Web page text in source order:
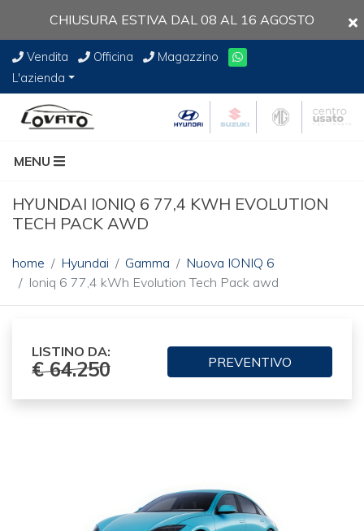
CHIUSURA ESTIVA DAL 08 AL 16 AGOSTO
Vendita Officina
Magazzino
L'azienda
MENU
HYUNDAI IONIQ 6 77,4 KWH EVOLUTION
TECH PACK AWD
home Hyundai Gamma
Nuova IONIQ 6
Ioniq 6 77,4 kWh Evolution Tech Pack awd
LISTINO DA:
€ 64.250 PREVENTIVO